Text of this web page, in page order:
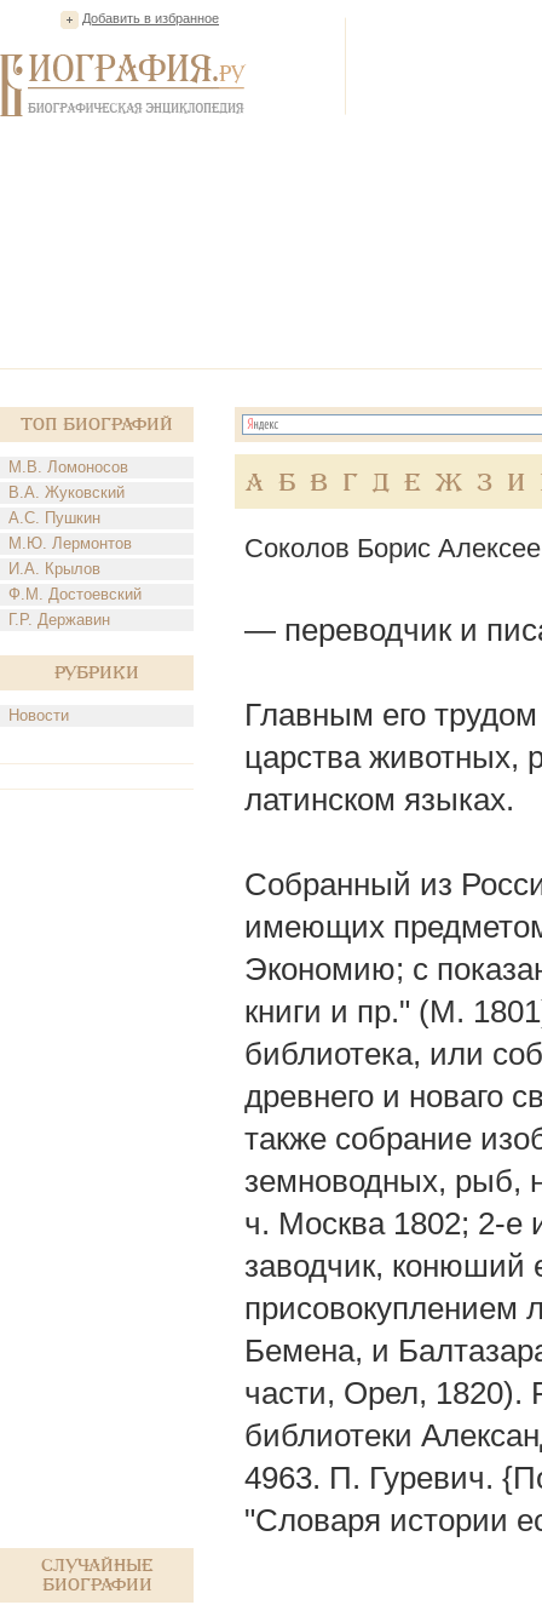
Добавить в избранное
Топ Биографий
М.В. Ломоносов
В.А. Жуковский
А.С. Пушкин
М.Ю. Лермонтов
И.А. Крылов
Ф.М. Достоевский
Г.Р. Державин
Рубрики
Новости
Случайные
биографии
А Б В Г Д Е Ж З И
Соколов Борис
— переводчик и
Главным его
царства животных,
латинском языках.
Собранный из
имеющих
Экономию; с
книги и пр." (M.
библиотека, или
древнего и новаго
также собрание
земноводных, рыб,
ч. Москва 1802; 2-е
заводчик, конюший
присовокуплением
Бемена, и
части, Орел, 1820).
библиотеки
4963. П. Гуревич.
"Словаря истории